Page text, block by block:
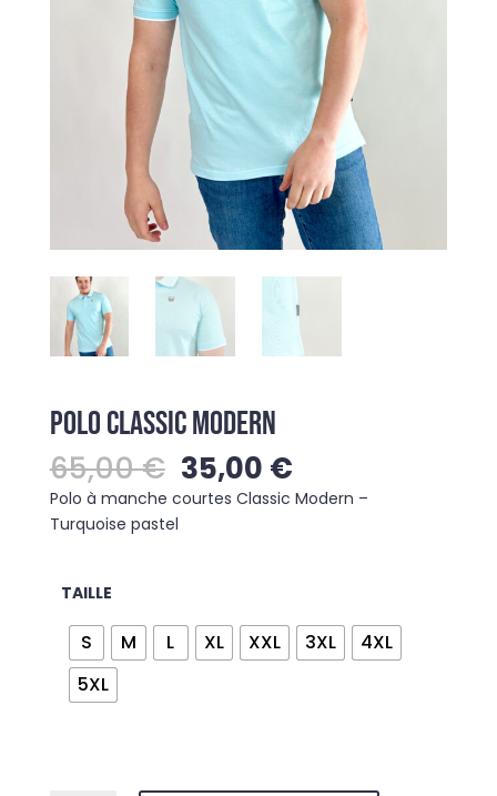
POLO CLASSIC MODERN
65,00€ Le
prix
35,00 €Le
prix
Polo à manche courtes Classic Modern –
Turquoise pastel
TAILLE
S M L XL XXL 3XL
4XL
5XL